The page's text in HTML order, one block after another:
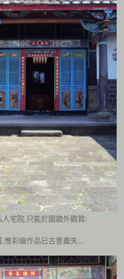
宅院,只能於圍牆外觀賞;
,惟彩繪作品已古意盡失…